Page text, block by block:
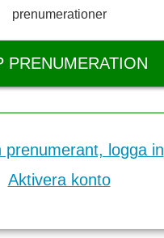
prenumerationer
PRENUMERATION
prenumerant, logga in
Aktivera konto